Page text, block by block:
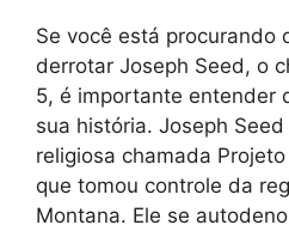
Se você está procurando
derrotar Joseph Seed, o
5, é importante entender
sua história. Joseph
religiosa chamada
que tomou controle da
Montana. Ele se